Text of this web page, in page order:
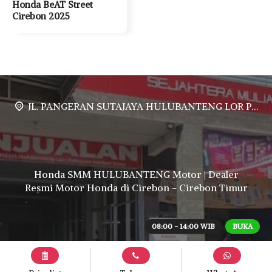
08:00 - 14:00 WIB BUKA
Honda BeAT Street
Cirebon 2025
JL. PANGERAN SUTAJAYA HULUBANTENG LOR PABUARAN CIREBON TIMUR, Ds. Babakan gebang cirebon Gebang udik cirebon Ciledug cirebon Karang wareng cirebon
Honda SMM HULUBANTENG Motor | Dealer
Resmi Motor Honda di Cirebon - Cirebon Timur